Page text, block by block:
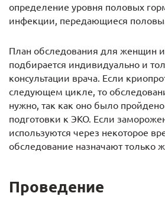
определение уровня половых
инфекции, передающиеся
План обследования для женщин
подбирается индивидуально и
консультации врача. Если
следующем цикле, то
нужно, так как оно было пройдено
подготовки к ЭКО. Если
используются через некоторое
обследование назначают только
Проведение